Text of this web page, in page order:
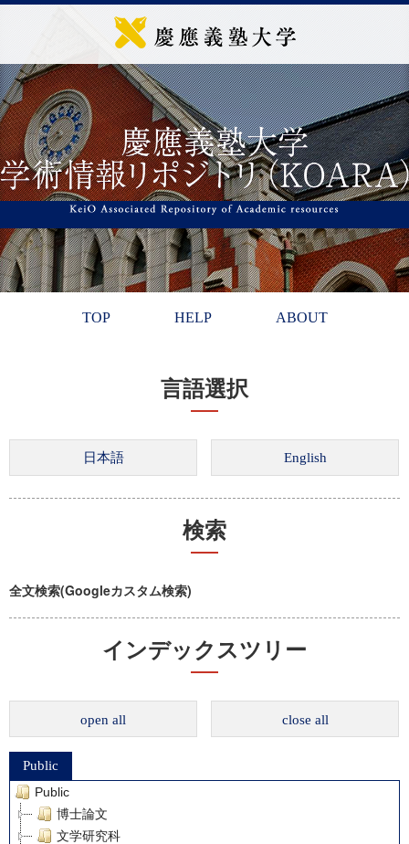
TOP HELP ABOUT
言語選択
検索
全文検索(Googleカスタム検索)
インデックスツリー
open all close all
Public
Public
博士論文
文学研究科